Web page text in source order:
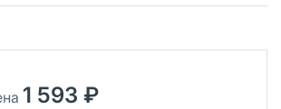
1 593 ₽